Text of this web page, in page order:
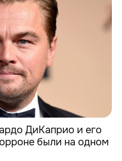
ДиКаприо и его
были на одном